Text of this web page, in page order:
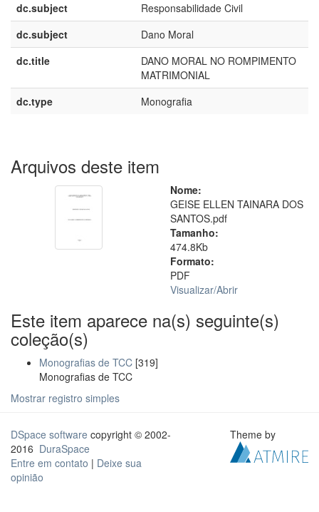
dc.subject
Responsabilidade Civil
dc.subject
Dano Moral
dc.title
DANO MORAL NO ROMPIMENTO
MATRIMONIAL
dc.type
Monografia
Arquivos deste item
Nome:
GEISE ELLEN TAINARA DOS
SANTOS.pdf
Tamanho:
474.8Kb
Formato:
PDF
Visualizar/Abrir
Este item aparece na(s) seguinte(s)
coleção(s)
Monografias de TCC [319]
Monografias de TCC
Mostrar registro simples
DSpace software copyright © 2002-
2016 DuraSpace
Entre em contato | Deixe sua
opinião
Theme by